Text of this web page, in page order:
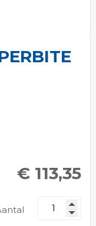
€ 113,35